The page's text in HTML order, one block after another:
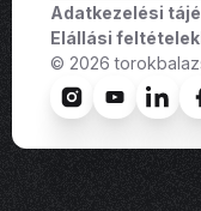
Adatkezelési
Elállási feltételek
© 2026